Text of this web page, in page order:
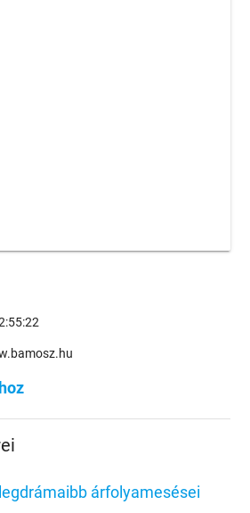
árfolyamesései